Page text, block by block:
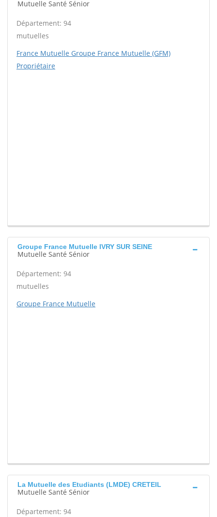
Mutuelle Santé Sénior
Département: 94
mutuelles
France Mutuelle Groupe France Mutuelle (GFM)
Propriétaire
Groupe France Mutuelle IVRY SUR SEINE
Mutuelle Santé Sénior
Département: 94
mutuelles
Groupe France Mutuelle
La Mutuelle des Etudiants (LMDE) CRETEIL
Mutuelle Santé Sénior
Département: 94